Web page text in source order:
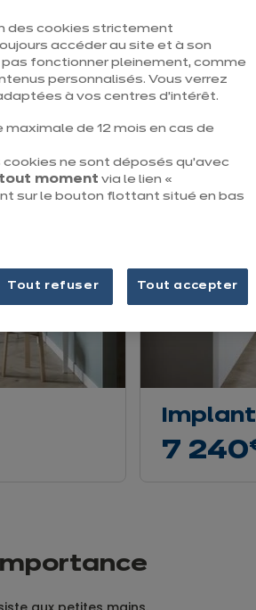
vos habitudes, il se décline,
votre façon de vivre
7 240
des cookies strictement
accéder au site et à son
fonctionner pleinement, comme
personnalisés. Vous verrez
à vos centres d’intérêt.
de 12 mois en cas de
ne sont déposés qu’avec
moment via le lien «
sur le bouton flottant situé en bas
Tout refuser Tout accepter